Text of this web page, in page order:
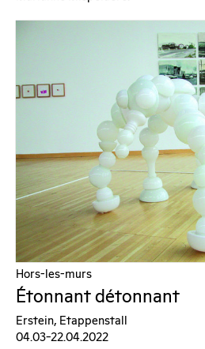
Hors-les-murs
Étonnant détonnant
Erstein, Etappenstall
04.03–22.04.2022